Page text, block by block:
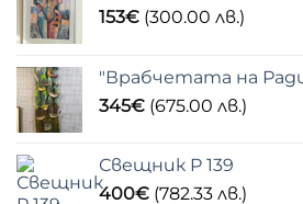
153€ (300.00 лв.)
"Врабчетата на
345€ (675.00 лв.)
Свещник P 139
400€ (782.33 лв.)